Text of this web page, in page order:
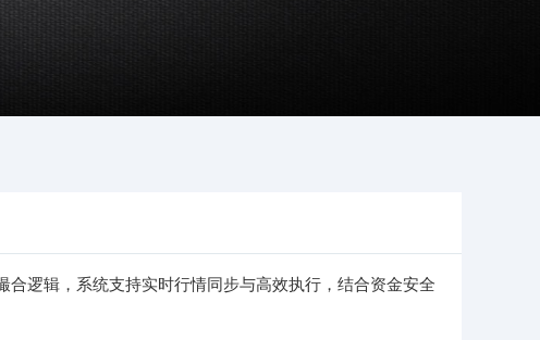
逻辑，系统支持实时行情同步与高效执行，结合资金安全